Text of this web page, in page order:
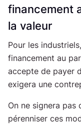
financement
la valeur
Pour les
financement au
accepte de payer
exigera une
On ne signera pas
pérenniser ces